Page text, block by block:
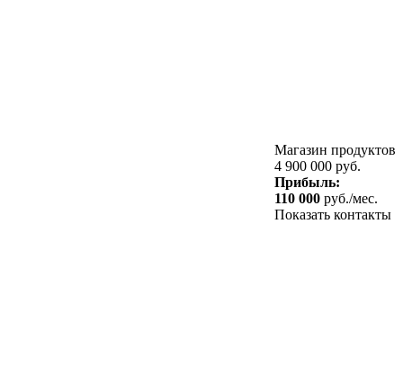
Магазин продуктов
4 900 000 руб.
Прибыль:
110 000 руб./мес.
Показать контакты